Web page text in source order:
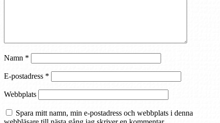
Namn *
E-postadress *
Webbplats
Spara mitt namn, min e-postadress och webbplats i denna